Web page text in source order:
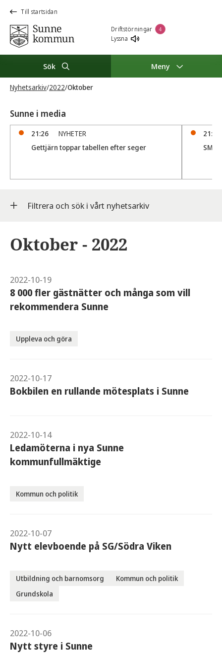
Till startsidan
Driftstörningar 4
Lyssna
Sök Meny
Nyhetsarkiv/2022/Oktober
Sunne i media
21:26
NYHETER
Gettjärn toppar tabellen efter seger
21:05
SM
Filtrera och sök i vårt nyhetsarkiv
Oktober - 2022
2022-10-19
8 000 fler gästnätter och många som vill
rekommendera Sunne
Uppleva och göra
2022-10-17
Bokbilen en rullande mötesplats i Sunne
2022-10-14
Ledamöterna i nya Sunne
kommunfullmäktige
Kommun och politik
2022-10-07
Nytt elevboende på SG/Södra Viken
Utbildning och barnomsorg
Kommun och politik
Grundskola
2022-10-06
Nytt styre i Sunne